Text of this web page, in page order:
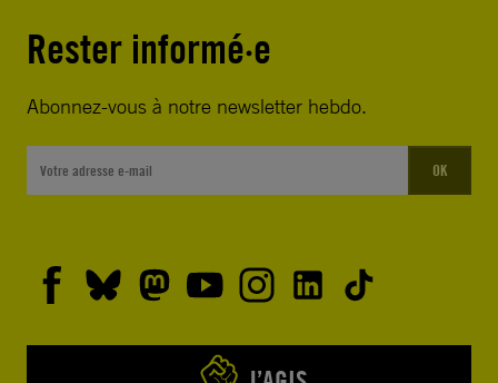
Rester informé·e
Abonnez-vous à notre newsletter hebdo.
OK